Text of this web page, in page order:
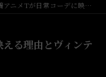
メTが日常コーデに映える理由とヴィンテージ選びに役立つ視点
る理由とヴィンテ